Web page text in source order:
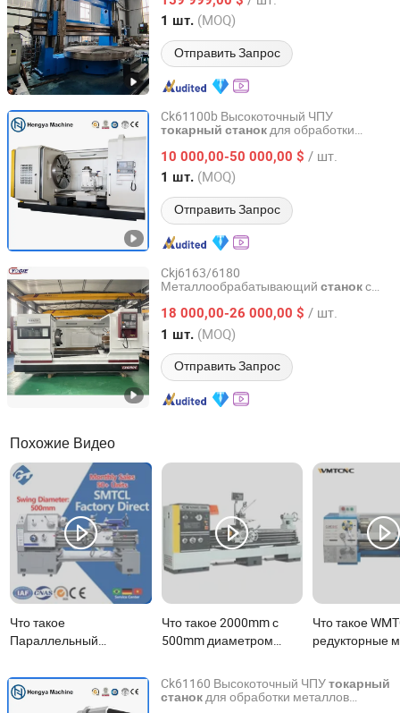
1 шт. (MOQ)
Отправить Запрос
Henan, China с 2024
Ck61100b Высокоточный ЧПУ
токарный станокдля обработки
плоскийтокарныйстанок , тяжелый
токарный станок
токарной обработки
10 000,00-50 000,00 $ / шт.
1 шт. (MOQ)
Отправить Запрос
Shandong Hengya Machine Tool Manufacturing Co., Ltd.
Shandong, China с 2016
Ckj6163/6180
Металлообрабатывающий станокс
токарныйстанокс ЧПУ
18 000,00-26 000,00 $ / шт.
1 шт. (MOQ)
Отправить Запрос
Luoyang Yujie Industry&Trade Co., Ltd.
Henan, China с 2024
Похожие Видео
Что такое
Параллельный
металлообработки с
Ca6250b
Что такое 2000mm с
500mm диаметром
китайский
металлический
Что такое
редукторные
CJM320C
прецизионный
Ck61160 Высокоточный ЧПУтокарный
станокдля обработки металлов
Shandong Hengya Machine Tool Manufacturing Co., Ltd.